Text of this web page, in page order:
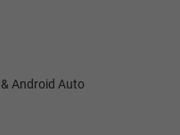
Android Auto